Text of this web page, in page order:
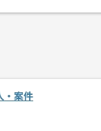
・案件